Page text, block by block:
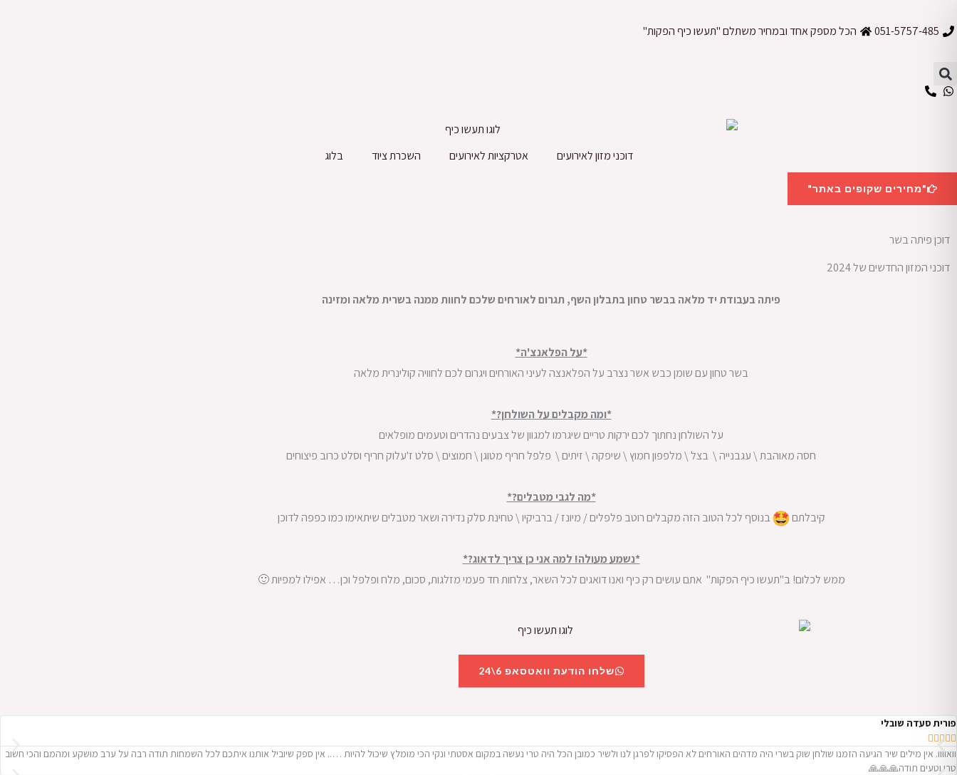
לתוכן051-5757-485 הכל מספק אחד ובמחיר משתלם "תעשו כיף הפקות"
דוכני מזון לאירועים אטרקציות לאירועים השכרת ציוד בלוג
"מחירים שקופים באתר"
דוכן פיתה בשר
דוכני המזון החדשים של 2024
פיתה בעבודת יד מלאה בבשר טחון בתבלון השף, תגרום לאורחים שלכם לחוות ממנה בשרית מלאה ומזינה
*על הפלאנצ'ה*
בשר טחון עם שומן כבש אשר נצרב על הפלאנצה לעיני האורחים ויגרום לכם לחוויה קולינרית מלאה
*ומה מקבלים על השולחן?*
על השולחן נחתוך לכם ירקות טריים שיגרמו למגוון של צבעים נהדרים וטעמים מופלאים
חסה מאוהבת \ עגבנייה \ בצל \ מלפפון חמוץ \ שיפקה \ זיתים \ פלפל חריף מטוגן \ חמוצים \ סלט ז'עלוק חריף וסלט כרוב פיצוחים
*מה לגבי מטבלים?*
קיבלתם
בנוסף לכל הטוב הזה מקבלים רוטב פלפלים / מיונז / ברביקיו \ טחינת סלק נדירה ושאר מטבלים שיתאימו כמו כפפה לדוכן
*נשמע מעולה! למה אני כן צריך לדאוג?*
ממש לכלום! ב"תעשו כיף הפקות" אתם עושים רק כיף ואנו דואגים לכל השאר, צלחות חד פעמי מזלגות, סכום, מלח ופלפל וכן… אפילו למפיות 🙂
שלחו הודעת וואטסאפ 6\24
פורית סעדה שובלי





וואוווו. אין מילים שיר הגיעה הזמנו שולחן שוק בשרי היה מדהים האורחים לא הפסיקו לפרגן לנו ולשיר כמובן הכל היה טרי נעשה במקום אסטתי ונקי הכי מומלץ שיכול להיות ….. אין ספק שיוביל אותנו איתכם לכל השמחות תודה רבה על ערב מושקע ומהמם והכי חשוב
טרי וטעים תודה🙏🙏🙏